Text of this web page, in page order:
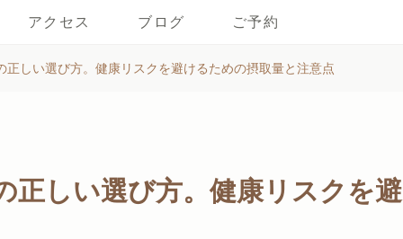
アクセス ブログ ご予約
正しい選び方。健康リスクを避けるための摂取量と注意点
正しい選び方。健康リスクを避